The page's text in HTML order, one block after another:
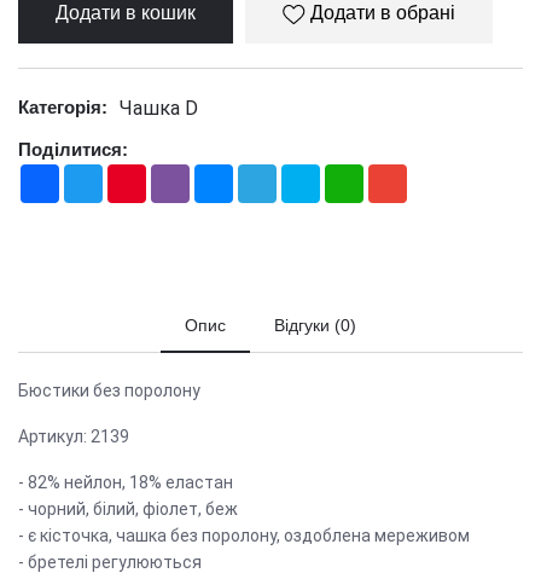
Додати в кошик Додати в обрані
Категорія: Чашка D
Поділитися:
Facebook
TwitterPinterestViber Messenger
TelegramSkypeWhatsApp
Опис Відгуки (0)
Бюстики без поролону
Артикул: 2139
- 82% нейлон, 18% еластан
- чорний, білий, фіолет, беж
- є кісточка, чашка без поролону, оздоблена мереживом
- бретелі регулюються